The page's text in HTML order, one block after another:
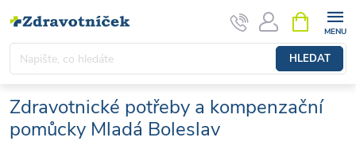
HLEDAT
Zdravotnické potřeby a kompenzační
pomůcky Mladá Boleslav